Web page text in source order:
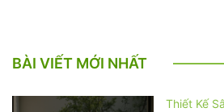
BÀI VIẾT MỚI NHẤT
Thiết Kế